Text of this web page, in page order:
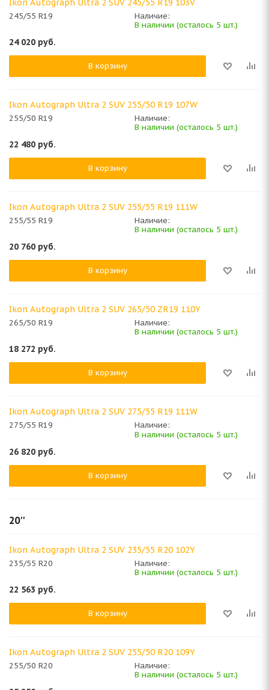
Ikon Autograph Ultra 2 SUV 245/55 R19 103V
245/55 R19
Наличие:
В наличии (осталось 5 шт.)
24 020 руб.
В корзину
Ikon Autograph Ultra 2 SUV 255/50 R19 107W
255/50 R19
Наличие:
В наличии (осталось 5 шт.)
22 480 руб.
В корзину
Ikon Autograph Ultra 2 SUV 255/55 R19 111W
255/55 R19
Наличие:
В наличии (осталось 5 шт.)
20 760 руб.
В корзину
Ikon Autograph Ultra 2 SUV 265/50 ZR19 110Y
265/50 R19
Наличие:
В наличии (осталось 5 шт.)
18 272 руб.
В корзину
Ikon Autograph Ultra 2 SUV 275/55 R19 111W
275/55 R19
Наличие:
В наличии (осталось 5 шт.)
26 820 руб.
В корзину
20''
Ikon Autograph Ultra 2 SUV 235/55 R20 102Y
235/55 R20
Наличие:
В наличии (осталось 5 шт.)
22 563 руб.
В корзину
Ikon Autograph Ultra 2 SUV 255/50 R20 109Y
255/50 R20
Наличие:
В наличии (осталось 5 шт.)